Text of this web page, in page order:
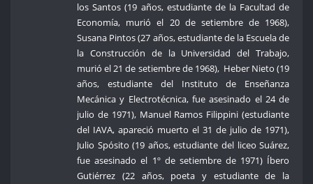
los Santos (19 años, estudiante de la Facultad de
Economía, murió el 20 de setiembre de 1968),
Susana Pintos (27 años, estudiante de la Escuela de
la Construcción de la Universidad del Trabajo,
murió el 21 de setiembre de 1968), Heber Nieto (19
años, estudiante del Instituto de Enseñanza
Mecánica y Electrotécnica, fue asesinado el 24 de
julio de 1971), Manuel Ramos Filippini (estudiante
del IAVA, apareció muerto el 31 de julio de 1971),
Julio Spósito (19 años, estudiante del liceo Suárez,
fue asesinado el 1º de setiembre de 1971) Íbero
Gutiérrez (22 años, poeta y estudiante de la